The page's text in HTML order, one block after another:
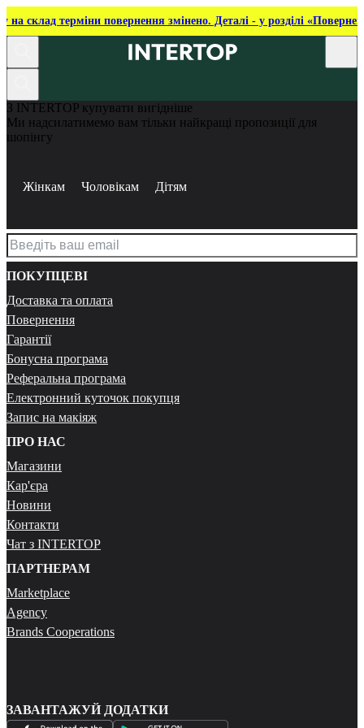
на склад терміни повернення змінено. Деталі - у розділі
З INTERTOP купувати вигідніше
Ми надсилатимемо вам тільки найкращі пропозиції для
шопінгу
Жінкам Чоловікам Дітям
ПОКУПЦЕВІ
Доставка та оплата
Повернення
Гарантії
Бонусна програма
Реферальна програма
Електронний куточок покупця
Запис на макіяж
ПРО НАС
Магазини
Кар'єра
Новини
Контакти
Чат з INTERTOP
ПАРТНЕРАМ
Marketplace
Agency
Brands Cooperations
ЗАВАНТАЖУЙ ДОДАТКИ